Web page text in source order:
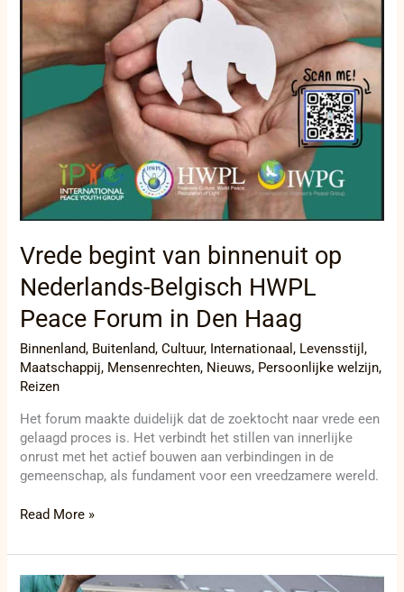
Vrede begint van binnenuit op
Nederlands-Belgisch HWPL
Peace Forum in Den Haag
Binnenland, Buitenland,Cultuur, Internationaal, Levensstijl,
Maatschappij, Mensenrechten, Nieuws, Persoonlijke welzijn,
Reizen
Het forum maakte duidelijk dat de zoektocht naar vrede een
gelaagd proces is. Het verbindt het stillen van innerlijke
onrust met het actief bouwen aan verbindingen in de
gemeenschap, als fundament voor een vreedzamere wereld.
Read More »
Chemische